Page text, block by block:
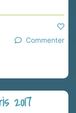
Commenter
2017